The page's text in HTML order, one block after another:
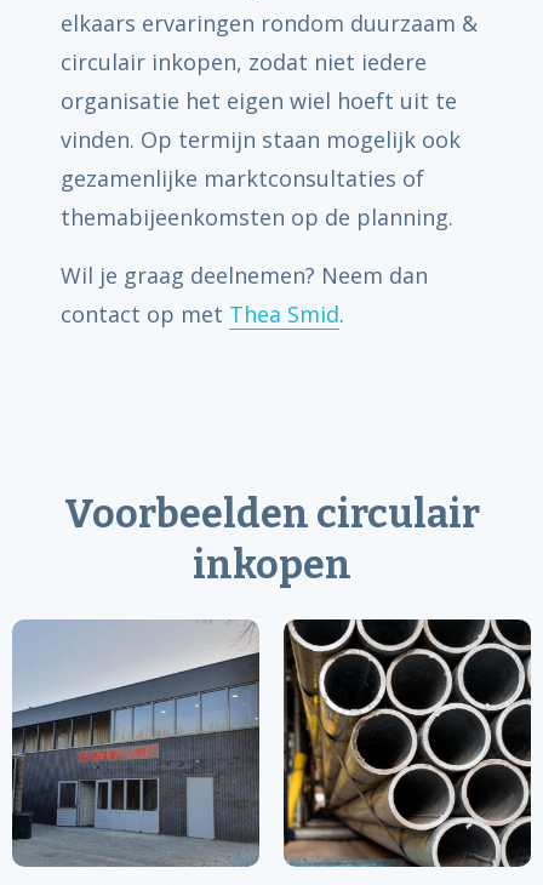
elkaars ervaringen rondom duurzaam &
circulair inkopen, zodat niet iedere
organisatie het eigen wiel hoeft uit te
vinden. Op termijn staan mogelijk ook
gezamenlijke marktconsultaties of
themabijeenkomsten op de planning.
Wil je graag deelnemen? Neem dan
contact op met Thea Smid.
Voorbeelden circulair
inkopen